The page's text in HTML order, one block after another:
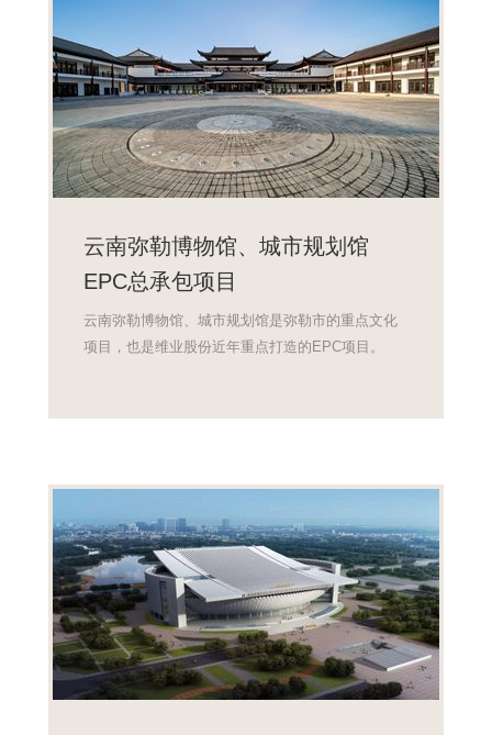
云南弥勒博物馆、城市规划馆
EPC总承包项目
云南弥勒博物馆、城市规划馆是弥勒市的重点文化
项目，也是维业股份近年重点打造的EPC项目。